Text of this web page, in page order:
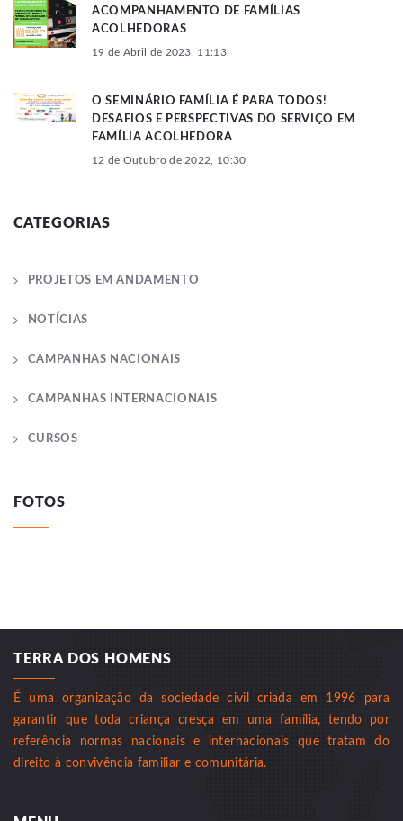
ACOMPANHAMENTO DE FAMÍLIAS
ACOLHEDORAS
19 de Abril de 2023, 11:13
O SEMINÁRIO FAMÍLIA É PARA TODOS!
DESAFIOS E PERSPECTIVAS DO SERVIÇO EM
FAMÍLIA ACOLHEDORA
12 de Outubro de 2022, 10:30
CATEGORIAS
PROJETOS EM ANDAMENTO
NOTÍCIAS
CAMPANHAS NACIONAIS
CAMPANHAS INTERNACIONAIS
CURSOS
FOTOS
TERRA DOS HOMENS
É uma organização da sociedade civil criada em 1996 para
garantir que toda criança cresça em uma família, tendo por
referência normas nacionais e internacionais que tratam do
direito à convivência familiar e comunitária.